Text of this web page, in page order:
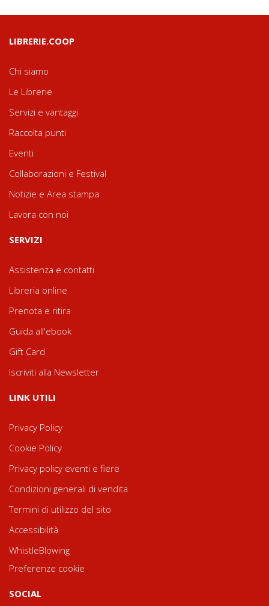
LIBRERIE.COOP
Chi siamo
Le Librerie
Servizi e vantaggi
Raccolta punti
Eventi
Collaborazioni e Festival
Notizie e Area stampa
Lavora con noi
SERVIZI
Assistenza e contatti
Libreria online
Prenota e ritira
Guida all'ebook
Gift Card
Iscriviti alla Newsletter
LINK UTILI
Privacy Policy
Cookie Policy
Privacy policy eventi e fiere
Condizioni generali di vendita
Termini di utilizzo del sito
Accessibilità
WhistleBlowing
Preferenze cookie
SOCIAL